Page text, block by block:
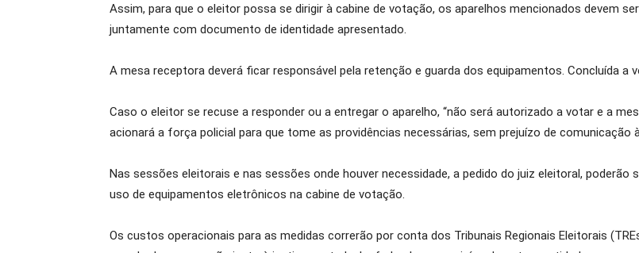
Assim, para que o eleitor possa se dirigir à cabine de votação, os aparelhos mencionados devem
juntamente com documento de identidade apresentado.
A mesa receptora deverá ficar responsável pela retenção e guarda dos equipamentos. Concluída
Caso o eleitor se recuse a responder ou a entregar o aparelho, “não será autorizado a votar e a
acionará a força policial para que tome as providências necessárias, sem prejuízo de comunicação
Nas sessões eleitorais e nas sessões onde houver necessidade, a pedido do juiz eleitoral,
uso de equipamentos eletrônicos na cabine de votação.
Os custos operacionais para as medidas correrão por conta dos Tribunais Regionais Eleitorais